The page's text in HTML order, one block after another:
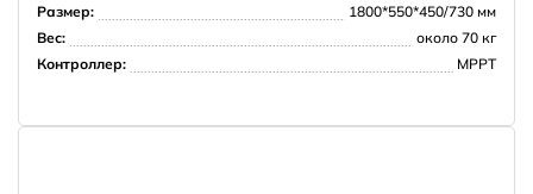
Размер:
1800*550*450/730 мм
Вес:
около 70 кг
Контроллер:
МРРТ